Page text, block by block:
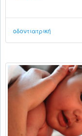
οδοντιατρική